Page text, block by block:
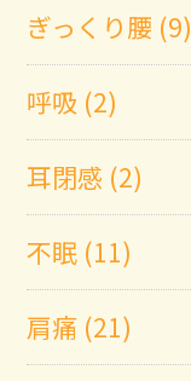
ぎっくり腰 (9)
呼吸 (2)
耳閉感 (2)
不眠 (11)
肩痛 (21)